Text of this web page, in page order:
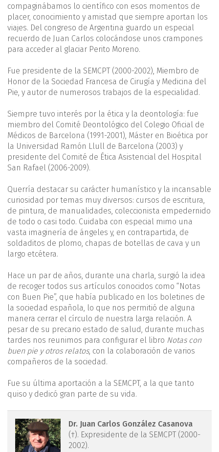
compaginábamos lo científico con esos momentos de
placer, conocimiento y amistad que siempre aportan los
viajes. Del congreso de Argentina guardo un especial
recuerdo de Juan Carlos colocándose unos crampones
para acceder al glaciar Perito Moreno.
Fue presidente de la SEMCPT (2000-2002), Miembro de
Honor de la Sociedad Francesa de Cirugía y Medicina del
Pie, y autor de numerosos trabajos de la especialidad.
Siempre tuvo interés por la ética y la deontología: fue
miembro del Comité Deontológico del Colegio Oficial de
Médicos de Barcelona (1991-2001), Máster en Bioética por
la Universidad Ramón Llull de Barcelona (2003) y
presidente del Comité de Ética Asistencial del Hospital
San Rafael (2006-2009).
Querría destacar su carácter humanístico y la incansable
curiosidad por temas muy diversos: cursos de escritura,
de pintura, de manualidades, coleccionista empedernido
de todo o casi todo. Cuidaba con especial mimo una
vasta imaginería de ángeles y, en contrapartida, de
soldaditos de plomo, chapas de botellas de cava y un
largo etcétera.
Hace un par de años, durante una charla, surgió la idea
de recoger todos sus artículos conocidos como “Notas
con Buen Pie”, que había publicado en los boletines de
la sociedad española, lo que nos permitió de alguna
manera cerrar el círculo de nuestra larga relación. A
pesar de su precario estado de salud, durante muchas
tardes nos reunimos para configurar el libro Notas con
buen pie y otros relatos, con la colaboración de varios
compañeros de la sociedad.
Fue su última aportación a la SEMCPT, a la que tanto
quiso y dedicó gran parte de su vida.
rpt.3501.fs2105020-
figura1.png
Dr. Juan Carlos González Casanova
(†). Expresidente de la SEMCPT (2000-
2002).